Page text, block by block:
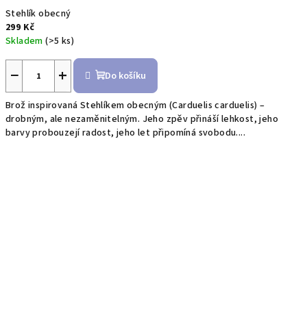
Stehlík obecný
299 Kč
Skladem(>5 ks)
+
− Do košíku
Brož inspirovaná Stehlíkem obecným (Carduelis carduelis) –
drobným, ale nezaměnitelným. Jeho zpěv přináší lehkost, jeho
barvy probouzejí radost, jeho let připomíná svobodu....